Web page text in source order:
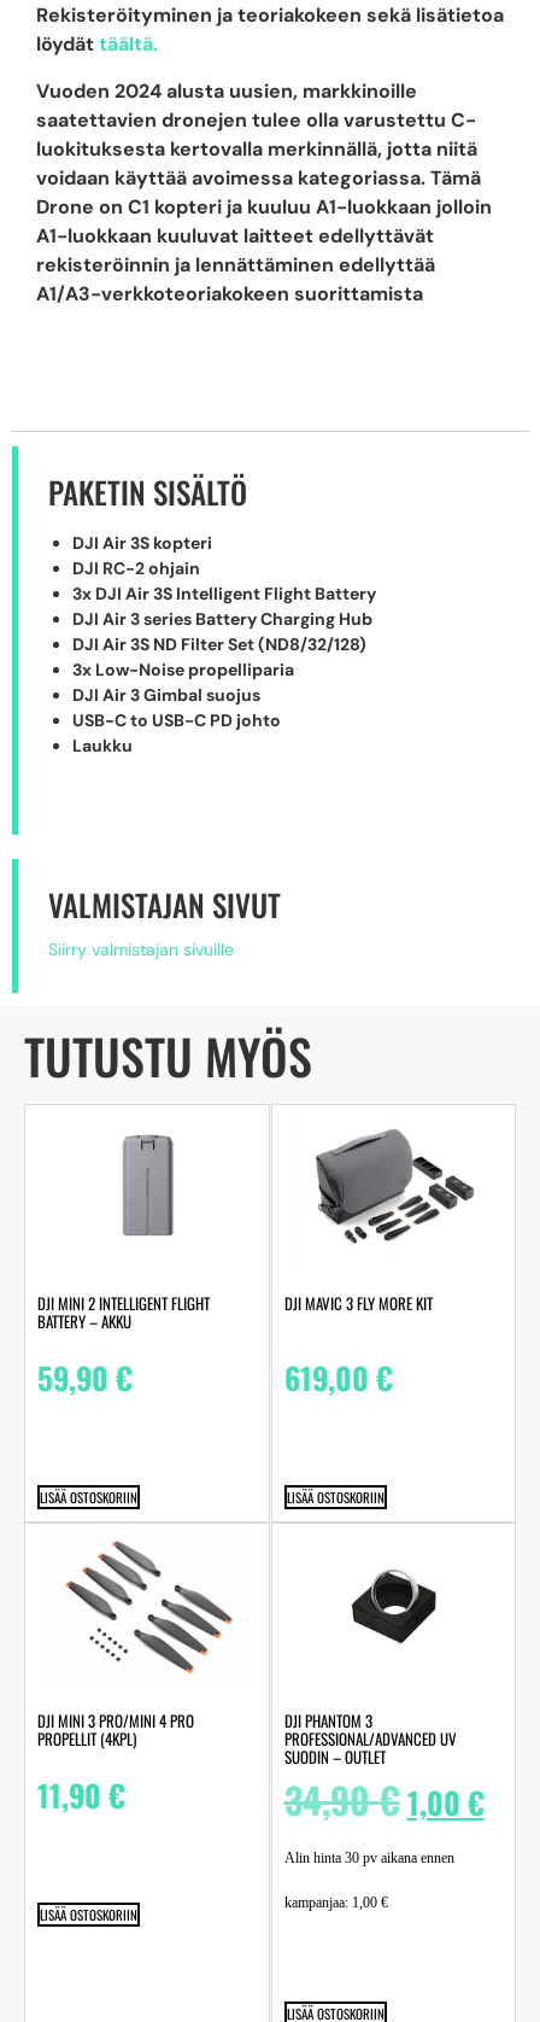
Rekisteröityminen ja teoriakokeen sekä lisätietoa
löydättäältä.
Vuoden 2024 alusta uusien, markkinoille
saatettavien dronejen tulee olla varustettu C-
luokituksesta kertovalla merkinnällä, jotta niitä
voidaan käyttää avoimessa kategoriassa. Tämä
Drone on C1 kopteri ja kuuluu A1-luokkaan jolloin
A1-luokkaan kuuluvat laitteet edellyttävät
rekisteröinnin ja lennättäminen edellyttää
A1/A3-verkkoteoriakokeen suorittamista
PAKETIN SISÄLTÖ
DJI Air 3S kopteri
DJI RC-2 ohjain
3x DJI Air 3S Intelligent Flight Battery
DJI Air 3 series Battery Charging Hub
DJI Air 3S ND Filter Set (ND8/32/128)
3x Low-Noise propelliparia
DJI Air 3 Gimbal suojus
USB-C to USB-C PD johto
Laukku
VALMISTAJAN SIVUT
Siirry valmistajan sivuille
TUTUSTU MYÖS
DJI MINI 2 INTELLIGENT FLIGHT
BATTERY – AKKU
59,90€
LISÄÄ OSTOSKORIIN
DJI MAVIC 3 FLY MORE KIT
619,00€
LISÄÄ OSTOSKORIIN
DJI MINI 3 PRO/MINI 4 PRO
PROPELLIT (4KPL)
11,90€
LISÄÄ OSTOSKORIIN
DJI PHANTOM 3
PROFESSIONAL/ADVANCED UV
SUODIN – OUTLET
34,90€1,00€
Alin hinta 30 pv aikana ennen
kampanjaa: 1,00 €
LISÄÄ OSTOSKORIIN